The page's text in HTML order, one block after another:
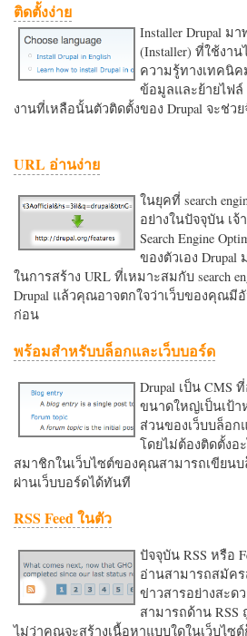
ติดตั้งง่าย
Installer Drupal ม
(Installer) ที่ใช้งา
ความรู้ทางเทคนิ
ข้อมูลและย้ายไฟล์
งานที่เหลือนั้นตัวติดตั้งของ Drupal จะช่ว
URL อ่านง่าย
ในยุคที่ search
อย่างในปัจจุบัน เจ้
Search Engine
ของตัวเอง
ในการสร้าง URL ที่เหมาะสมกับ search
Drupal แล้วคุณอาจตกใจว่าเว็บของคุณมี
ก่อน
พร้อมสำหรับบล็อกและเว็บบอร์ด
Drupal เป็น CMS
ขนาดใหญ่เป็นเป้า
ส่วนของเว็บบล็อก
โดยไม่ต้องติดตั้งอ
สมาชิกในเว็บไซต์ของคุณสามารถเขียน
ผ่านเว็บบอร์ดได้ทันที
RSS Feed ในตัว
ปัจจุบัน RSS หรือ
อ่านสามารถสมัคร
ข่าวสารอย่างสะ
สามารถด้าน RSS
ไม่ว่าคุณจะสร้างเนื้อหาแบบใดในเว็บไซต์